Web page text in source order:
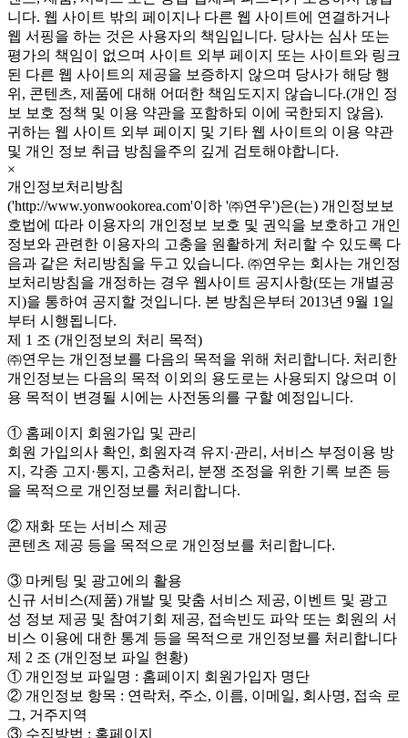
니다. 웹 사이트 밖의 페이지나 다른 웹 사이트에 연결하거나
웹 서핑을 하는 것은 사용자의 책임입니다. 당사는 심사 또는
평가의 책임이 없으며 사이트 외부 페이지 또는 사이트와 링크
된 다른 웹 사이트의 제공을 보증하지 않으며 당사가 해당 행
위, 콘텐츠, 제품에 대해 어떠한 책임도지지 않습니다.(개인 정
보 보호 정책 및 이용 약관을 포함하되 이에 국한되지 않음).
귀하는 웹 사이트 외부 페이지 및 기타 웹 사이트의 이용 약관
및 개인 정보 취급 방침을주의 깊게 검토해야합니다.
×
개인정보처리방침
('http://www.yonwookorea.com'이하 '㈜연우')은(는) 개인정보보
호법에 따라 이용자의 개인정보 보호 및 권익을 보호하고 개인
정보와 관련한 이용자의 고충을 원활하게 처리할 수 있도록 다
음과 같은 처리방침을 두고 있습니다. ㈜연우는 회사는 개인정
보처리방침을 개정하는 경우 웹사이트 공지사항(또는 개별공
지)을 통하여 공지할 것입니다. 본 방침은부터 2013년 9월 1일
부터 시행됩니다.
제 1 조 (개인정보의 처리 목적)
㈜연우는 개인정보를 다음의 목적을 위해 처리합니다. 처리한
개인정보는 다음의 목적 이외의 용도로는 사용되지 않으며 이
용 목적이 변경될 시에는 사전동의를 구할 예정입니다.
① 홈페이지 회원가입 및 관리
회원 가입의사 확인, 회원자격 유지·관리, 서비스 부정이용 방
지, 각종 고지·통지, 고충처리, 분쟁 조정을 위한 기록 보존 등
을 목적으로 개인정보를 처리합니다.
② 재화 또는 서비스 제공
콘텐츠 제공 등을 목적으로 개인정보를 처리합니다.
③ 마케팅 및 광고에의 활용
신규 서비스(제품) 개발 및 맞춤 서비스 제공, 이벤트 및 광고
성 정보 제공 및 참여기회 제공, 접속빈도 파악 또는 회원의 서
비스 이용에 대한 통계 등을 목적으로 개인정보를 처리합니다
제 2 조 (개인정보 파일 현황)
① 개인정보 파일명 : 홈페이지 회원가입자 명단
② 개인정보 항목 : 연락처, 주소, 이름, 이메일, 회사명, 접속 로
그, 거주지역
③ 수집방법 : 홈페이지